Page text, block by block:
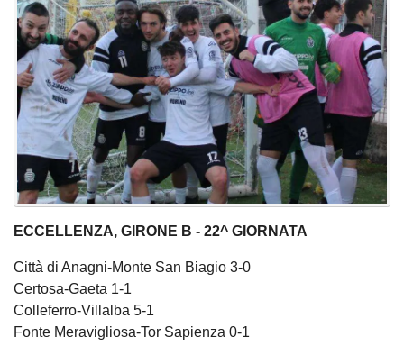
ECCELLENZA, GIRONE B - 22^ GIORNATA
Città di Anagni-Monte San Biagio 3-0
Certosa-Gaeta 1-1
Colleferro-Villalba 5-1
Fonte Meravigliosa-Tor Sapienza 0-1